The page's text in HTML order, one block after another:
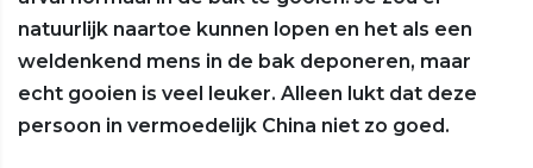
natuurlijk naartoe kunnen lopen en het als een
weldenkend mens in de bak deponeren, maar
echt gooien is veel leuker. Alleen lukt dat deze
persoon in vermoedelijk China niet zo goed.